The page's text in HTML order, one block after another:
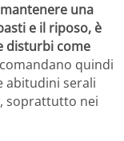
una
e il riposo, è
disturbi come
quindi
abitudini serali
soprattutto nei